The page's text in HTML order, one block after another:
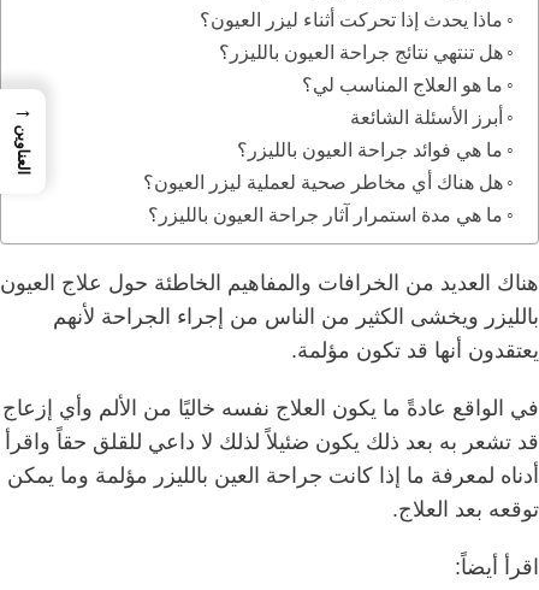
ماذا يحدث إذا تحركت أثناء ليزر العيون؟
هل تنتهي نتائج جراحة العيون بالليزر؟
ما هو العلاج المناسب لي؟
أبرز الأسئلة الشائعة
ما هي فوائد جراحة العيون بالليزر؟
هل هناك أي مخاطر صحية لعملية ليزر العيون؟
ما هي مدة استمرار آثار جراحة العيون بالليزر؟
هناك العديد من الخرافات والمفاهيم الخاطئة حول علاج العيون
بالليزر ويخشى الكثير من الناس من إجراء الجراحة لأنهم
يعتقدون أنها قد تكون مؤلمة.
في الواقع عادةً ما يكون العلاج نفسه خاليًا من الألم وأي إزعاج
قد تشعر به بعد ذلك يكون ضئيلاً لذلك لا داعي للقلق حقاً و اقرأ
أدناه لمعرفة ما إذا كانت جراحة العين بالليزر مؤلمة وما يمكن
توقعه بعد العلاج.
اقرأ أيضاً:
→
العناوين